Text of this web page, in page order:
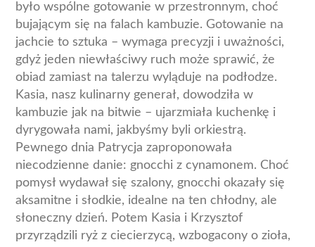
było wspólne gotowanie w przestronnym, choć
bujającym się na falach kambuzie. Gotowanie na
jachcie to sztuka – wymaga precyzji i uważności,
gdyż jeden niewłaściwy ruch może sprawić, że
obiad zamiast na talerzu wyląduje na podłodze.
Kasia, nasz kulinarny generał, dowodziła w
kambuzie jak na bitwie – ujarzmiała kuchenkę i
dyrygowała nami, jakbyśmy byli orkiestrą.
Pewnego dnia Patrycja zaproponowała
niecodzienne danie: gnocchi z cynamonem. Choć
pomysł wydawał się szalony, gnocchi okazały się
aksamitne i słodkie, idealne na ten chłodny, ale
słoneczny dzień. Potem Kasia i Krzysztof
przyrządzili ryż z ciecierzycą, wzbogacony o zioła,